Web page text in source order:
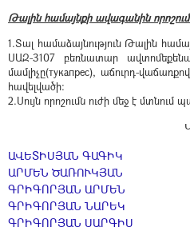
Թալին համայնքի ավագանին որոշում
1.Տալ համաձայնություն Թալին
ՍԱԶ-3107 բեռնատար
մամլիչը(тукапрес), աճուրդ-
հավելվածի:
2.Սույն որոշումն ուժի մեջ է
ԱՎԵՏԻՍՅԱՆ ԳԱԳԻԿ
ԱՐՄԵՆ ԾԱՌՈՒԿՅԱՆ
ԳՐԻԳՈՐՅԱՆ ԱՐՄԵՆ
ԳՐԻԳՈՐՅԱՆ ՆԱՐԵԿ
ԳՐԻԳՈՐՅԱՆ ՍԱՐԳԻՍ